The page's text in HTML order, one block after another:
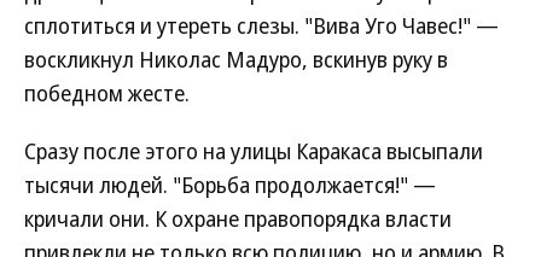
сплотиться и утереть слезы. "Вива Уго Чавес!" —
воскликнул Николас Мадуро, вскинув руку в
победном жесте.
Сразу после этого на улицы Каракаса высыпали
тысячи людей. "Борьба продолжается!" —
кричали они. К охране правопорядка власти